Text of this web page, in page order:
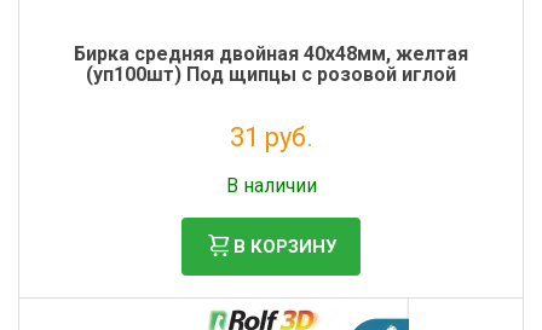
Бирка средняя двойная 40х48мм, желтая
(уп100шт) Под щипцы с розовой иглой
31 руб.
В наличии
В КОРЗИНУ